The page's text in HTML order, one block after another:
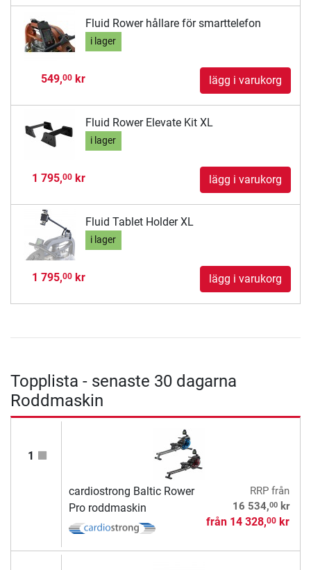
Fluid Rower hållare för smarttelefon
i lager
549,00kr lägg i varukorg
Fluid Rower Elevate Kit XL
i lager
1 795,00kr lägg i varukorg
Fluid Tablet Holder XL
i lager
1 795,00kr lägg i varukorg
Topplista - senaste 30 dagarna
Roddmaskin
1
cardiostrong Baltic Rower
Pro roddmaskin
RRPfrån
16 534,00kr
från 14 328,00kr